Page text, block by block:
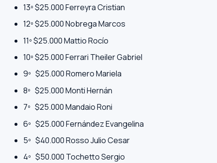
13º $25.000 Ferreyra Cristian
12º $25.000 Nobrega Marcos
11º $25.000 Mattio Rocío
10º $25.000 Ferrari Theiler Gabriel
9º $25.000 Romero Mariela
8º $25.000 Monti Hernán
7º $25.000 Mandaio Roni
6º $25.000 Fernández Evangelina
5º $40.000 Rosso Julio Cesar
4º $50.000 Tochetto Sergio